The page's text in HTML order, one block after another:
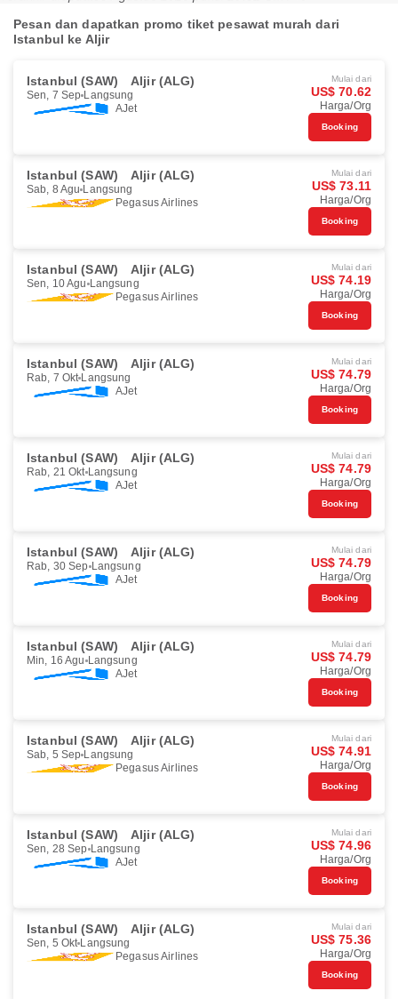
Pesan dan dapatkan promo tiket pesawat murah dari
Istanbul ke Aljir
Istanbul (SAW) Aljir (ALG)
Sen, 7 Sep Langsung
AJet
Mulai dari
US$ 70.62
Harga/Org
Booking
Istanbul (SAW) Aljir (ALG)
Sab, 8 Agu Langsung
Pegasus Airlines
Mulai dari
US$ 73.11
Harga/Org
Booking
Istanbul (SAW) Aljir (ALG)
Sen, 10 Agu Langsung
Pegasus Airlines
Mulai dari
US$ 74.19
Harga/Org
Booking
Istanbul (SAW) Aljir (ALG)
Rab, 7 Okt Langsung
AJet
Mulai dari
US$ 74.79
Harga/Org
Booking
Istanbul (SAW) Aljir (ALG)
Rab, 21 Okt Langsung
AJet
Mulai dari
US$ 74.79
Harga/Org
Booking
Istanbul (SAW) Aljir (ALG)
Rab, 30 Sep Langsung
AJet
Mulai dari
US$ 74.79
Harga/Org
Booking
Istanbul (SAW) Aljir (ALG)
Min, 16 Agu Langsung
AJet
Mulai dari
US$ 74.79
Harga/Org
Booking
Istanbul (SAW) Aljir (ALG)
Sab, 5 Sep Langsung
Pegasus Airlines
Mulai dari
US$ 74.91
Harga/Org
Booking
Istanbul (SAW) Aljir (ALG)
Sen, 28 Sep Langsung
AJet
Mulai dari
US$ 74.96
Harga/Org
Booking
Istanbul (SAW) Aljir (ALG)
Sen, 5 Okt Langsung
Pegasus Airlines
Mulai dari
US$ 75.36
Harga/Org
Booking